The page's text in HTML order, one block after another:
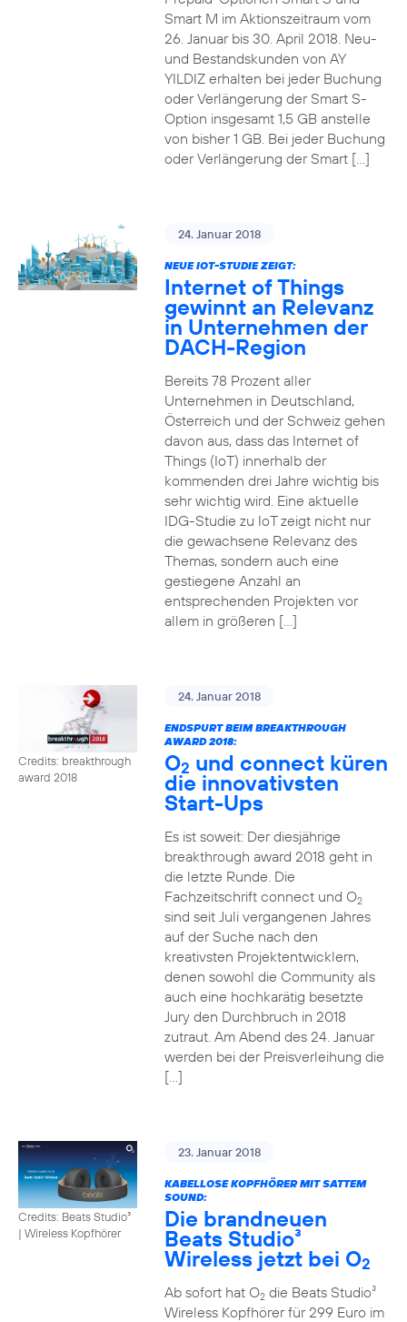
Smart M im Aktionszeitraum vom
26. Januar bis 30. April 2018. Neu-
und Bestandskunden von AY
YILDIZ erhalten bei jeder Buchung
oder Verlängerung der Smart S-
Option insgesamt 1,5 GB anstelle
von bisher 1 GB. Bei jeder Buchung
oder Verlängerung der Smart […]
24. Januar 2018
NEUE IOT-STUDIE ZEIGT:
Internet of Things
gewinnt an Relevanz
in Unternehmen der
DACH-Region
Bereits 78 Prozent aller
Unternehmen in Deutschland,
Österreich und der Schweiz gehen
davon aus, dass das Internet of
Things (IoT) innerhalb der
kommenden drei Jahre wichtig bis
sehr wichtig wird. Eine aktuelle
IDG-Studie zu IoT zeigt nicht nur
die gewachsene Relevanz des
Themas, sondern auch eine
gestiegene Anzahl an
entsprechenden Projekten vor
allem in größeren […]
Credits: breakthrough
award 2018
24. Januar 2018
ENDSPURT BEIM BREAKTHROUGH
AWARD 2018:
O2 und connect küren
die innovativsten
Start-Ups
Es ist soweit: Der diesjährige
breakthrough award 2018 geht in
die letzte Runde. Die
Fachzeitschrift connect und O2
sind seit Juli vergangenen Jahres
auf der Suche nach den
kreativsten Projektentwicklern,
denen sowohl die Community als
auch eine hochkarätig besetzte
Jury den Durchbruch in 2018
zutraut. Am Abend des 24. Januar
werden bei der Preisverleihung die
[…]
Credits: Beats Studio³
| Wireless Kopfhörer
23. Januar 2018
KABELLOSE KOPFHÖRER MIT SATTEM
SOUND:
Die brandneuen
Beats Studio³
Wireless jetzt bei O2
Ab sofort hat O2die Beats Studio³
Wireless Kopfhörer für 299 Euro im